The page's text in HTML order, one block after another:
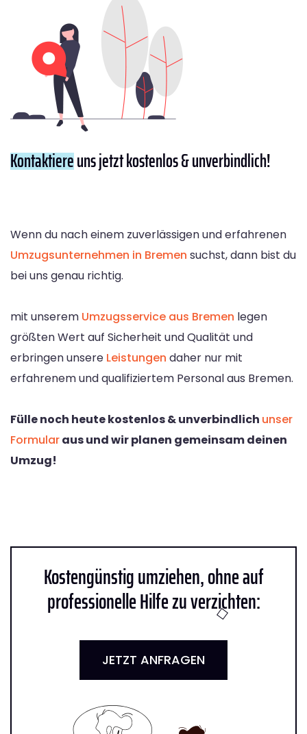
Kontaktiereuns jetzt kostenlos & unverbindlich!
Wenn du nach einem zuverlässigen und erfahrenen
Umzugsunternehmen in Bremen suchst, dann bist du
bei uns genau richtig.
mit unserem Umzugsservice aus Bremen legen
größten Wert auf Sicherheit und Qualität und
erbringen unsere Leistungen daher nur mit
erfahrenem und qualifiziertem Personal aus Bremen.
Fülle noch heute kostenlos & unverbindlich unser
Formularaus und wir planen gemeinsam deinen
Umzug!
Kostengünstig umziehen, ohne auf
professionelle Hilfe zu verzichten:
JETZT ANFRAGEN